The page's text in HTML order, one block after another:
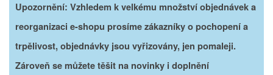
Upozornění: Vzhledem k velkému množství objednávek a
reorganizaci e-shopu prosíme zákazníky o pochopení a
trpělivost, objednávky jsou vyřizovány, jen pomaleji.
Zároveň se můžete těšit na novinky i doplnění